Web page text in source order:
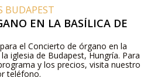
BUDAPEST
EN LA BASÍLICA DE
el Concierto de órgano en la
iglesia de Budapest, Hungría. Para
y los precios, visita nuestro
teléfono.